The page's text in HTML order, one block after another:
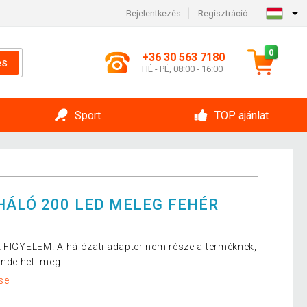
Bejelentkezés Regisztráció
+36 30 563 7180
HÉ - PÉ, 08:00 - 16:00
0
Sport TOP ajánlat
200 LED MELEG FEHÉR
A hálózati adapter nem része a terméknek,
meg